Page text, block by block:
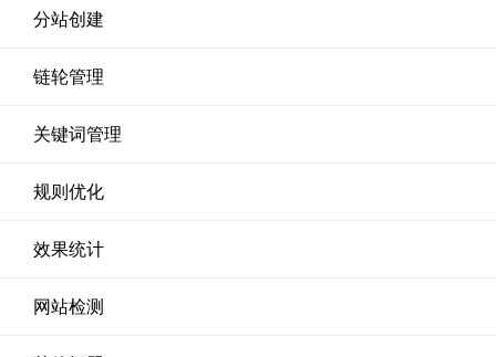
分站创建
链轮管理
关键词管理
规则优化
效果统计
网站检测